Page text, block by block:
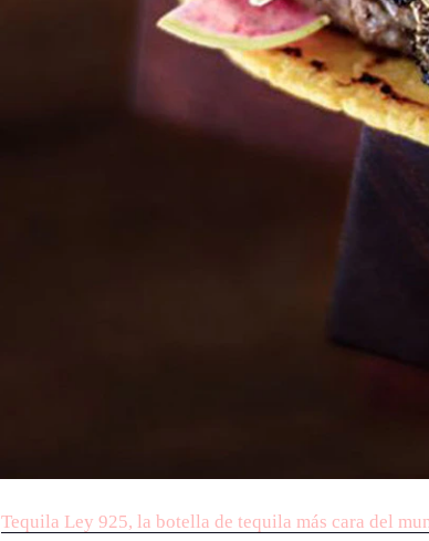
Tequila Ley 925, la botella de tequila más cara del